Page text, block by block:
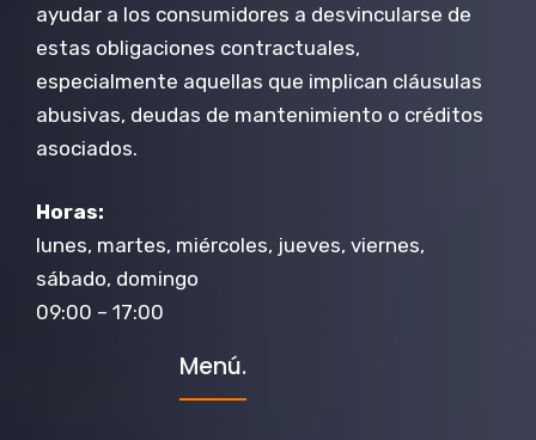
ayudar a los consumidores a desvincularse de
estas obligaciones contractuales,
especialmente aquellas que implican cláusulas
abusivas, deudas de mantenimiento o créditos
asociados.
Horas:
lunes, martes, miércoles, jueves, viernes,
sábado, domingo
09:00 – 17:00
Menú.